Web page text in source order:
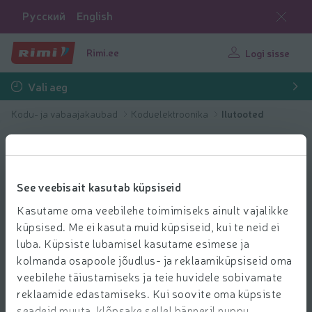
See veebisait kasutab küpsiseid
Kasutame oma veebilehe toimimiseks ainult vajalikke
küpsised. Me ei kasuta muid küpsiseid, kui te neid ei
luba. Küpsiste lubamisel kasutame esimese ja
kolmanda osapoole jõudlus- ja reklaamiküpsiseid oma
veebilehe täiustamiseks ja teie huvidele sobivamate
reklaamide edastamiseks. Kui soovite oma küpsiste
Русский English
Rimi.ee Logi sisse
Vali aeg
Kodu- ja vabaajakaubad Koduelektroonika Ilutooted